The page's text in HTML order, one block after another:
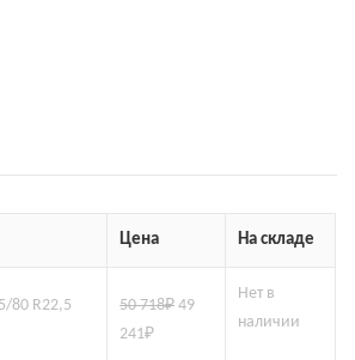
Цена На складе
80 R22,5
50 718₽ 49
241₽
Нет в
наличии